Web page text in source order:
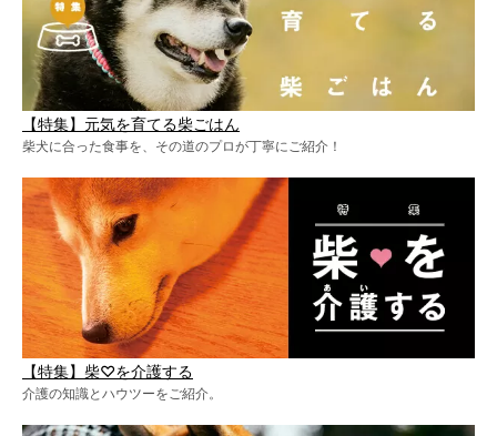
【特集】元気を育てる柴ごはん
柴犬に合った食事を、その道のプロが丁寧にご紹介！
【特集】柴♡を介護する
介護の知識とハウツーをご紹介。